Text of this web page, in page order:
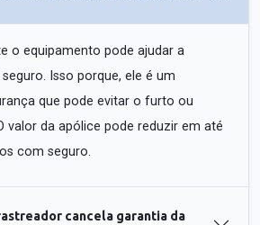
o equipamento pode ajudar a
Isso porque, ele é um
que pode evitar o furto ou
valor da apólice pode reduzir em até
com seguro.
cancela garantia da